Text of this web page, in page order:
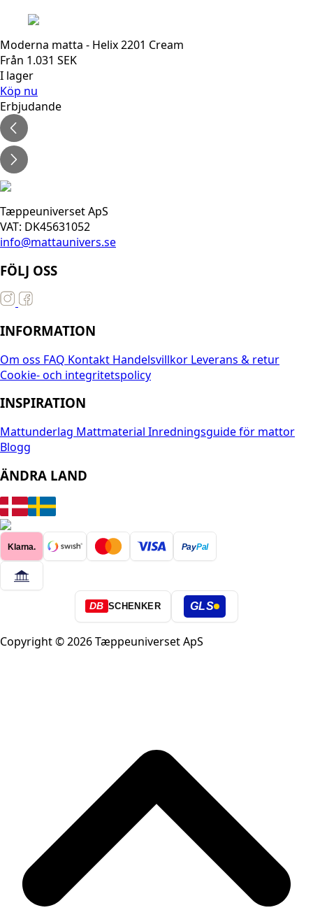
Moderna matta - Helix 2201 Cream
Från 1.031 SEK
I lager
Köp nu
Erbjudande
Tæppeuniverset ApS
VAT: DK45631052
info@mattaunivers.se
FÖLJ OSS
INFORMATION
Om oss FAQ Kontakt Handelsvillkor Leverans & retur
Cookie- och integritetspolicy
INSPIRATION
Mattunderlag Mattmaterial Inredningsguide för mattor
Blogg
ÄNDRA LAND
Klarna. PayPal
DB SCHENKER GLS
Copyright © 2026 Tæppeuniverset ApS